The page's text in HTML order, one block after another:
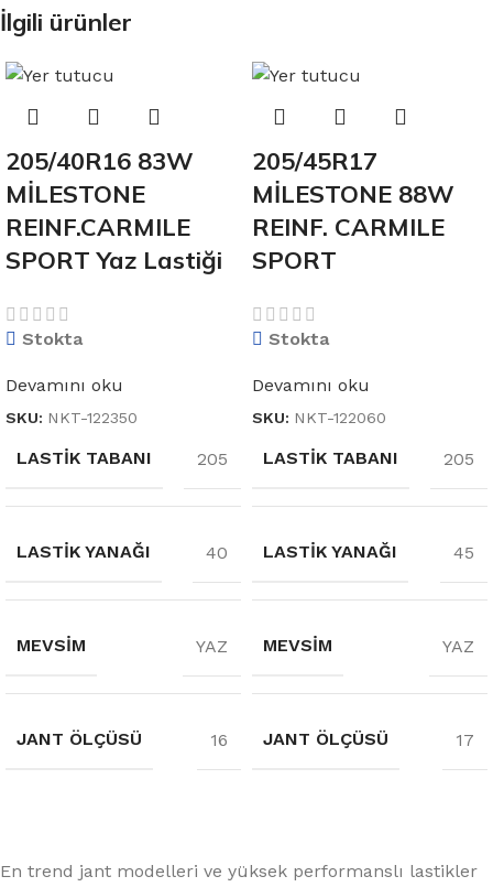
İlgili ürünler
205/40R16 83W
MİLESTONE
REINF.CARMILE
SPORT Yaz Lastiği
Stokta
Devamını oku
SKU: NKT-122350
LASTIK TABANI 205
LASTIK YANAĞI 40
MEVSIM YAZ
JANT ÖLÇÜSÜ 16
205/45R17
MİLESTONE 88W
REINF. CARMILE
SPORT
Stokta
Devamını oku
SKU: NKT-122060
LASTIK TABANI 205
LASTIK YANAĞI 45
MEVSIM YAZ
JANT ÖLÇÜSÜ 17
En trend jant modelleri ve yüksek performanslı lastikler